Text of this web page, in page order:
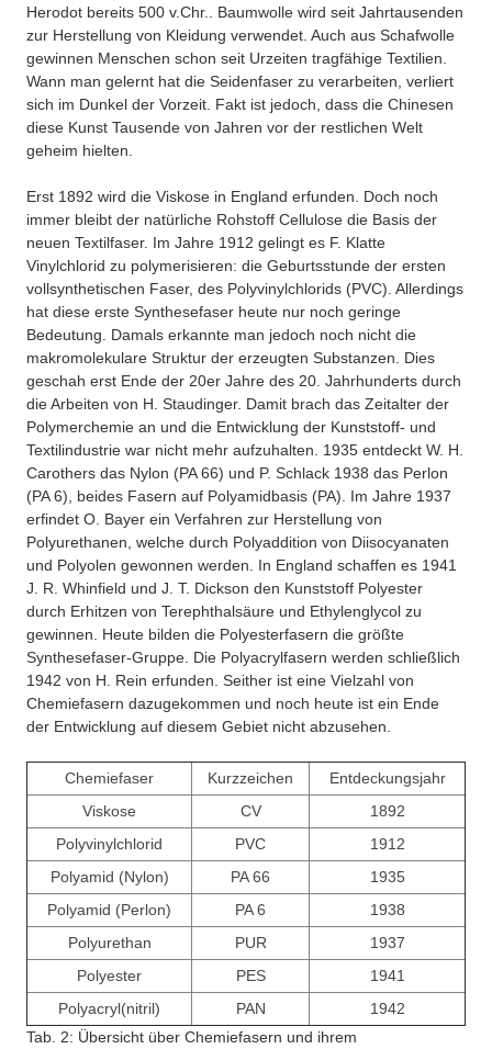
Herodot bereits 500 v.Chr.. Baumwolle wird seit Jahrtausenden
zur Herstellung von Kleidung verwendet. Auch aus Schafwolle
gewinnen Menschen schon seit Urzeiten tragfähige Textilien.
Wann man gelernt hat die Seidenfaser zu verarbeiten, verliert
sich im Dunkel der Vorzeit. Fakt ist jedoch, dass die Chinesen
diese Kunst Tausende von Jahren vor der restlichen Welt
geheim hielten.
Erst 1892 wird die Viskose in England erfunden. Doch noch
immer bleibt der natürliche Rohstoff Cellulose die Basis der
neuen Textilfaser. Im Jahre 1912 gelingt es F. Klatte
Vinylchlorid zu polymerisieren: die Geburtsstunde der ersten
vollsynthetischen Faser, des Polyvinylchlorids (PVC). Allerdings
hat diese erste Synthesefaser heute nur noch geringe
Bedeutung. Damals erkannte man jedoch noch nicht die
makromolekulare Struktur der erzeugten Substanzen. Dies
geschah erst Ende der 20er Jahre des 20. Jahrhunderts durch
die Arbeiten von H. Staudinger. Damit brach das Zeitalter der
Polymerchemie an und die Entwicklung der Kunststoff- und
Textilindustrie war nicht mehr aufzuhalten. 1935 entdeckt W. H.
Carothers das Nylon (PA 66) und P. Schlack 1938 das Perlon
(PA 6), beides Fasern auf Polyamidbasis (PA). Im Jahre 1937
erfindet O. Bayer ein Verfahren zur Herstellung von
Polyurethanen, welche durch Polyaddition von Diisocyanaten
und Polyolen gewonnen werden. In England schaffen es 1941
J. R. Whinfield und J. T. Dickson den Kunststoff Polyester
durch Erhitzen von Terephthalsäure und Ethylenglycol zu
gewinnen. Heute bilden die Polyesterfasern die größte
Synthesefaser-Gruppe. Die Polyacrylfasern werden schließlich
1942 von H. Rein erfunden. Seither ist eine Vielzahl von
Chemiefasern dazugekommen und noch heute ist ein Ende
der Entwicklung auf diesem Gebiet nicht abzusehen.
Chemiefaser Kurzzeichen
Entdeckungsjahr
Viskose
CV
1892
Polyvinylchlorid
PVC
1912
Polyamid (Nylon)
PA 66
1935
Polyamid (Perlon)
PA 6
1938
Polyurethan
PUR
1937
Polyester
PES
1941
Polyacryl(nitril)
PAN
1942
Tab. 2: Übersicht über Chemiefasern und ihrem